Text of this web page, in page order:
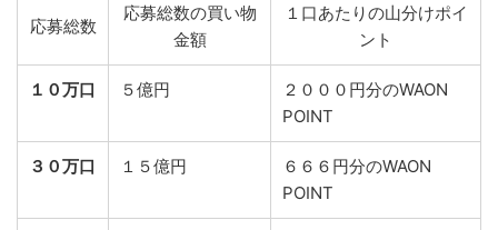
応募総数
応募総数の買い物
金額
１口あたりの山分けポイ
ント
１０万口 ５億円
２０００円分のWAON
POINT
３０万口 １５億円
６６６円分のWAON
POINT